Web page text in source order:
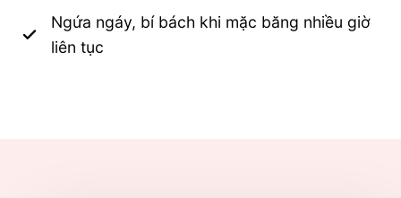
Ngứa ngáy, bí bách khi mặc băng nhiều giờ
liên tục